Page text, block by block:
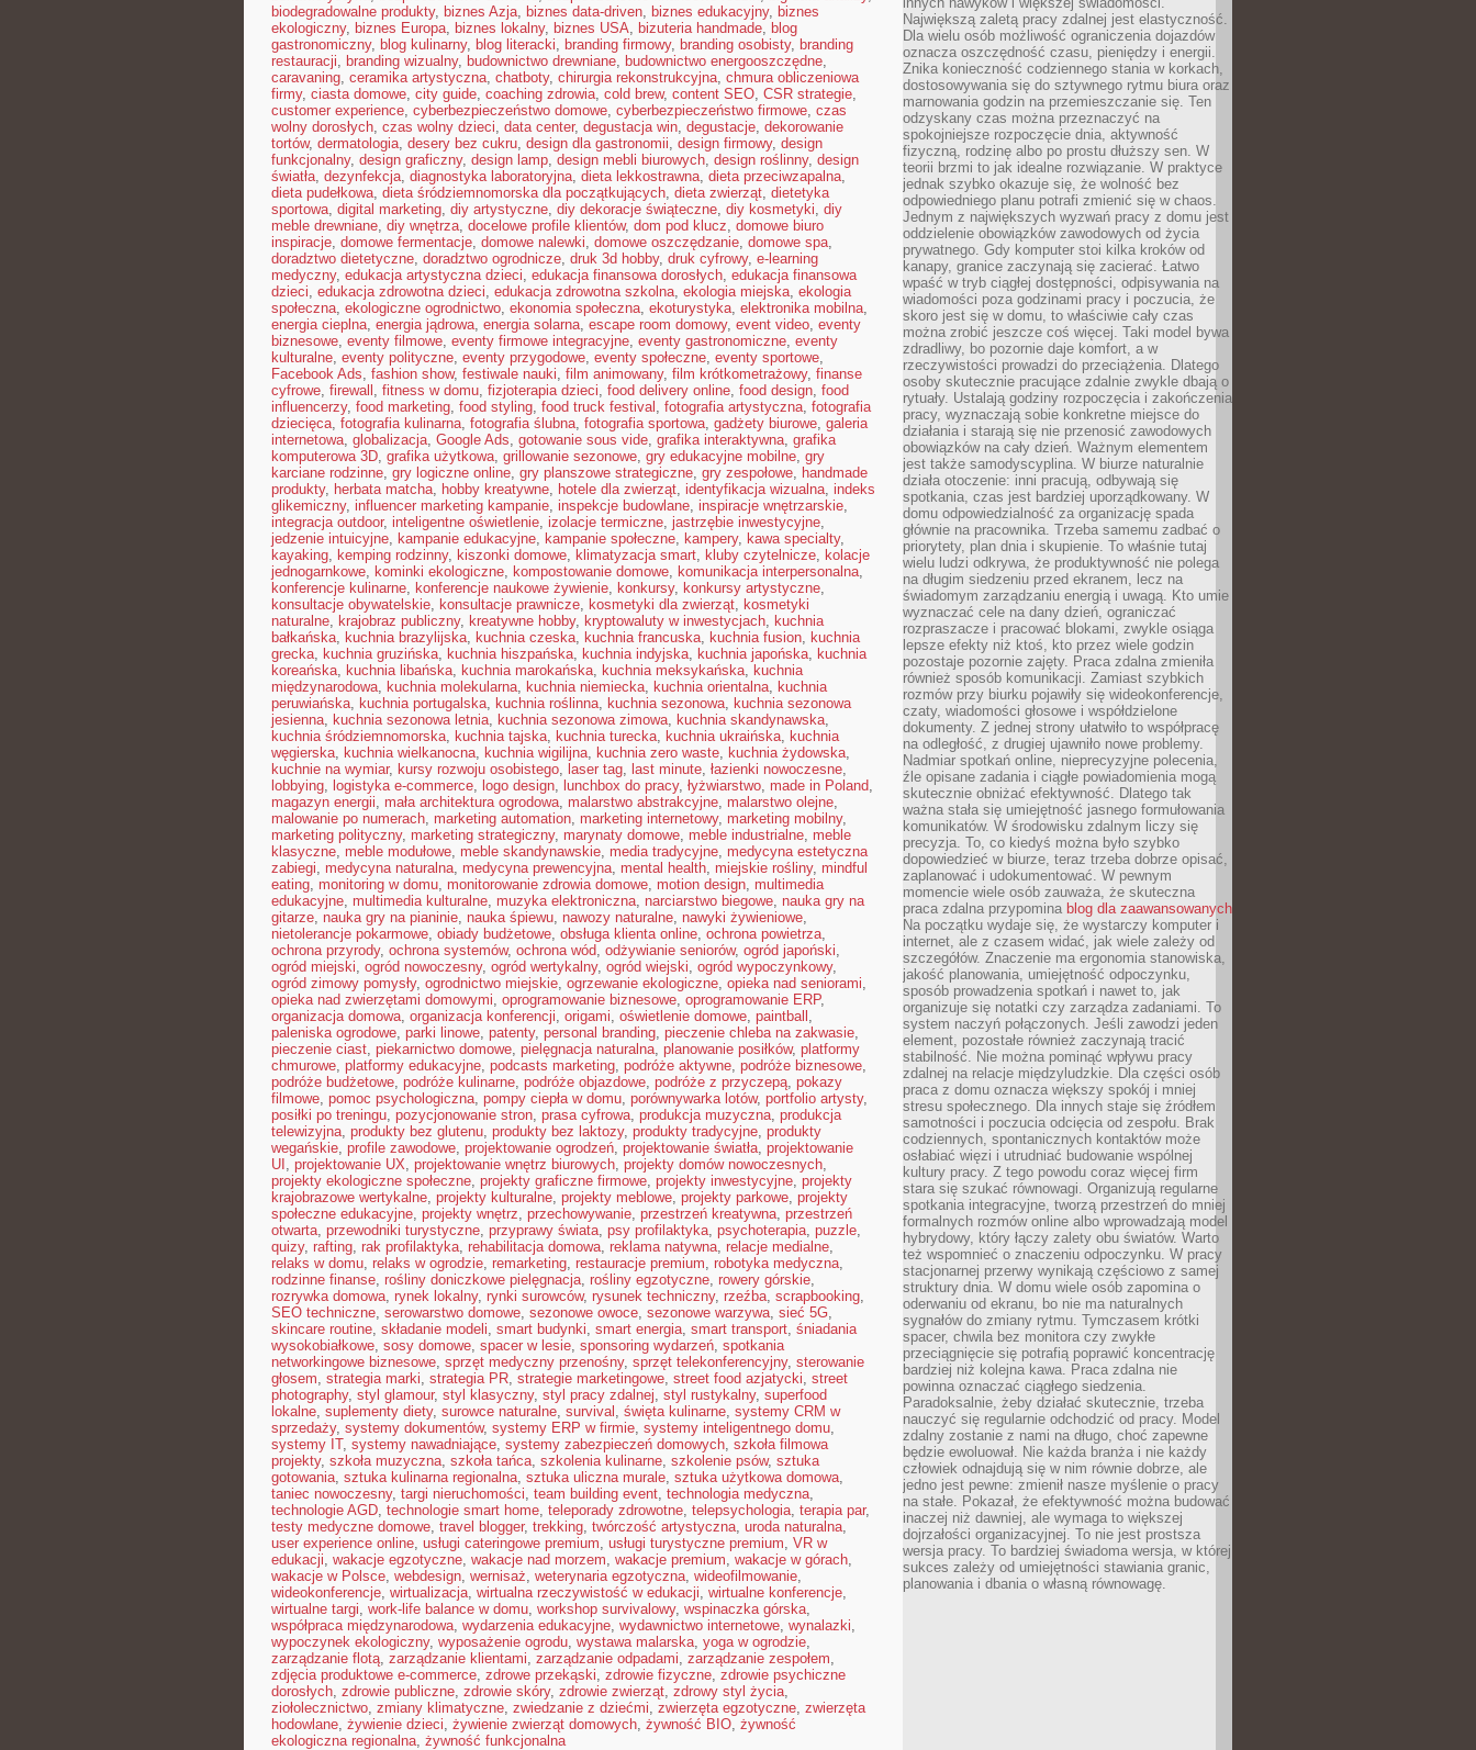
biodegradowalne produkty, biznes Azja, biznes data-driven, biznes edukacyjny, biznes
ekologiczny, biznes Europa, biznes lokalny, biznes USA, bizuteria handmade, blog
gastronomiczny, blog kulinarny, blog literacki, branding firmowy, branding osobisty, branding
restauracji, branding wizualny, budownictwo drewniane, budownictwo energooszczędne,
caravaning, ceramika artystyczna, chatboty, chirurgia rekonstrukcyjna, chmura obliczeniowa
firmy, ciasta domowe, city guide, coaching zdrowia, cold brew, content SEO, CSR strategie,
customer experience, cyberbezpieczeństwo domowe, cyberbezpieczeństwo firmowe, czas
wolny dorosłych, czas wolny dzieci, data center, degustacja win, degustacje, dekorowanie
tortów, dermatologia, desery bez cukru, design dla gastronomii, design firmowy, design
funkcjonalny, design graficzny, design lamp, design mebli biurowych, design roślinny, design
światła, dezynfekcja, diagnostyka laboratoryjna, dieta lekkostrawna, dieta przeciwzapalna,
dieta pudełkowa, dieta śródziemnomorska dla początkujących, dieta zwierząt, dietetyka
sportowa, digital marketing, diy artystyczne, diy dekoracje świąteczne, diy kosmetyki, diy
meble drewniane, diy wnętrza, docelowe profile klientów, dom pod klucz, domowe biuro
inspiracje, domowe fermentacje, domowe nalewki, domowe oszczędzanie, domowe spa,
doradztwo dietetyczne, doradztwo ogrodnicze, druk 3d hobby, druk cyfrowy, e-learning
medyczny, edukacja artystyczna dzieci, edukacja finansowa dorosłych, edukacja finansowa
dzieci, edukacja zdrowotna dzieci, edukacja zdrowotna szkolna, ekologia miejska, ekologia
społeczna, ekologiczne ogrodnictwo, ekonomia społeczna, ekoturystyka, elektronika mobilna,
energia cieplna, energia jądrowa, energia solarna, escape room domowy, event video, eventy
biznesowe, eventy filmowe, eventy firmowe integracyjne, eventy gastronomiczne, eventy
kulturalne, eventy polityczne, eventy przygodowe, eventy społeczne, eventy sportowe,
Facebook Ads, fashion show, festiwale nauki, film animowany, film krótkometrażowy, finanse
cyfrowe, firewall , fitness w domu, fizjoterapia dzieci, food delivery online, food design, food
influencerzy, food marketing, food styling, food truck festival , fotografia artystyczna, fotografia
dziecięca, fotografia kulinarna, fotografia ślubna, fotografia sportowa, gadżety biurowe, galeria
internetowa, globalizacja, Google Ads, gotowanie sous vide, grafika interaktywna, grafika
komputerowa 3D, grafika użytkowa, grillowanie sezonowe, gry edukacyjne mobilne, gry
karciane rodzinne, gry logiczne online, gry planszowe strategiczne, gry zespołowe, handmade
produkty, herbata matcha, hobby kreatywne, hotele dla zwierząt, identyfikacja wizualna, indeks
glikemiczny, influencer marketing kampanie, inspekcje budowlane, inspiracje wnętrzarskie,
integracja outdoor, inteligentne oświetlenie, izolacje termiczne, jastrzębie inwestycyjne,
jedzenie intuicyjne, kampanie edukacyjne, kampanie społeczne, kampery, kawa specialty,
kayaking, kemping rodzinny, kiszonki domowe, klimatyzacja smart, kluby czytelnicze, kolacje
jednogarnkowe, kominki ekologiczne, kompostowanie domowe, komunikacja interpersonalna,
konferencje kulinarne, konferencje naukowe żywienie, konkursy, konkursy artystyczne,
konsultacje obywatelskie, konsultacje prawnicze, kosmetyki dla zwierząt, kosmetyki
naturalne, krajobraz publiczny, kreatywne hobby, kryptowaluty w inwestycjach, kuchnia
bałkańska, kuchnia brazylijska, kuchnia czeska, kuchnia francuska, kuchnia fusion, kuchnia
grecka, kuchnia gruzińska, kuchnia hiszpańska, kuchnia indyjska, kuchnia japońska, kuchnia
koreańska, kuchnia libańska, kuchnia marokańska, kuchnia meksykańska, kuchnia
międzynarodowa, kuchnia molekularna, kuchnia niemiecka, kuchnia orientalna, kuchnia
peruwiańska, kuchnia portugalska, kuchnia roślinna, kuchnia sezonowa, kuchnia sezonowa
jesienna, kuchnia sezonowa letnia, kuchnia sezonowa zimowa, kuchnia skandynawska,
kuchnia śródziemnomorska, kuchnia tajska, kuchnia turecka, kuchnia ukraińska, kuchnia
węgierska, kuchnia wielkanocna, kuchnia wigilijna, kuchnia zero waste, kuchnia żydowska,
kuchnie na wymiar, kursy rozwoju osobistego, laser tag, last minute, łazienki nowoczesne,
lobbying, logistyka e-commerce, logo design, lunchbox do pracy, łyżwiarstwo, made in Poland,
magazyn energii, mała architektura ogrodowa, malarstwo abstrakcyjne, malarstwo olejne,
malowanie po numerach, marketing automation, marketing internetowy, marketing mobilny,
marketing polityczny, marketing strategiczny, marynaty domowe, meble industrialne, meble
klasyczne, meble modułowe, meble skandynawskie, media tradycyjne, medycyna estetyczna
zabiegi, medycyna naturalna, medycyna prewencyjna, mental health, miejskie rośliny, mindful
eating, monitoring w domu, monitorowanie zdrowia domowe, motion design, multimedia
edukacyjne, multimedia kulturalne, muzyka elektroniczna, narciarstwo biegowe, nauka gry na
gitarze, nauka gry na pianinie, nauka śpiewu, nawozy naturalne, nawyki żywieniowe,
nietolerancje pokarmowe, obiady budżetowe, obsługa klienta online, ochrona powietrza,
ochrona przyrody, ochrona systemów, ochrona wód, odżywianie seniorów, ogród japoński,
ogród miejski, ogród nowoczesny, ogród wertykalny, ogród wiejski, ogród wypoczynkowy,
ogród zimowy pomysły, ogrodnictwo miejskie, ogrzewanie ekologiczne, opieka nad seniorami,
opieka nad zwierzętami domowymi, oprogramowanie biznesowe, oprogramowanie ERP,
organizacja domowa, organizacja konferencji, origami, oświetlenie domowe, paintball ,
paleniska ogrodowe, parki linowe, patenty, personal branding, pieczenie chleba na zakwasie,
pieczenie ciast, piekarnictwo domowe, pielęgnacja naturalna, planowanie posiłków, platformy
chmurowe, platformy edukacyjne, podcasts marketing, podróże aktywne, podróże biznesowe,
podróże budżetowe, podróże kulinarne, podróże objazdowe, podróże z przyczepą, pokazy
filmowe, pomoc psychologiczna, pompy ciepła w domu, porównywarka lotów, portfolio artysty,
posiłki po treningu, pozycjonowanie stron, prasa cyfrowa, produkcja muzyczna, produkcja
telewizyjna, produkty bez glutenu, produkty bez laktozy, produkty tradycyjne, produkty
wegańskie, profile zawodowe, projektowanie ogrodzeń, projektowanie światła, projektowanie
UI , projektowanie UX, projektowanie wnętrz biurowych, projekty domów nowoczesnych,
projekty ekologiczne społeczne, projekty graficzne firmowe, projekty inwestycyjne, projekty
krajobrazowe wertykalne, projekty kulturalne, projekty meblowe, projekty parkowe, projekty
społeczne edukacyjne, projekty wnętrz, przechowywanie, przestrzeń kreatywna, przestrzeń
otwarta, przewodniki turystyczne, przyprawy świata, psy profilaktyka, psychoterapia, puzzle,
quizy, rafting, rak profilaktyka, rehabilitacja domowa, reklama natywna, relacje medialne,
relaks w domu, relaks w ogrodzie, remarketing, restauracje premium, robotyka medyczna,
rodzinne finanse, rośliny doniczkowe pielęgnacja, rośliny egzotyczne, rowery górskie,
rozrywka domowa, rynek lokalny, rynki surowców, rysunek techniczny, rzeźba, scrapbooking,
SEO techniczne, serowarstwo domowe, sezonowe owoce, sezonowe warzywa, sieć 5G,
skincare routine, składanie modeli, smart budynki, smart energia, smart transport, śniadania
wysokobiałkowe, sosy domowe, spacer w lesie, sponsoring wydarzeń, spotkania
networkingowe biznesowe, sprzęt medyczny przenośny, sprzęt telekonferencyjny, sterowanie
głosem, strategia marki, strategia PR, strategie marketingowe, street food azjatycki, street
photography, styl glamour, styl klasyczny, styl pracy zdalnej, styl rustykalny, superfood
lokalne, suplementy diety, surowce naturalne, survival , święta kulinarne, systemy CRM w
sprzedaży, systemy dokumentów, systemy ERP w firmie, systemy inteligentnego domu,
systemy IT, systemy nawadniające, systemy zabezpieczeń domowych, szkoła filmowa
projekty, szkoła muzyczna, szkoła tańca, szkolenia kulinarne, szkolenie psów, sztuka
gotowania, sztuka kulinarna regionalna, sztuka uliczna murale, sztuka użytkowa domowa,
taniec nowoczesny, targi nieruchomości, team building event, technologia medyczna,
technologie AGD, technologie smart home, teleporady zdrowotne, telepsychologia, terapia par,
testy medyczne domowe, travel blogger, trekking, twórczość artystyczna, uroda naturalna,
user experience online, usługi cateringowe premium, usługi turystyczne premium, VR w
edukacji, wakacje egzotyczne, wakacje nad morzem, wakacje premium, wakacje w górach,
wakacje w Polsce, webdesign, wernisaż, weterynaria egzotyczna, wideofilmowanie,
wideokonferencje, wirtualizacja, wirtualna rzeczywistość w edukacji, wirtualne konferencje,
wirtualne targi, work-life balance w domu, workshop survivalowy, wspinaczka górska,
współpraca międzynarodowa, wydarzenia edukacyjne, wydawnictwo internetowe, wynalazki,
wypoczynek ekologiczny, wyposażenie ogrodu, wystawa malarska, yoga w ogrodzie,
zarządzanie flotą, zarządzanie klientami, zarządzanie odpadami, zarządzanie zespołem,
zdjęcia produktowe e-commerce, zdrowe przekąski, zdrowie fizyczne, zdrowie psychiczne
dorosłych, zdrowie publiczne, zdrowie skóry, zdrowie zwierząt, zdrowy styl życia,
ziołolecznictwo, zmiany klimatyczne, zwiedzanie z dziećmi, zwierzęta egzotyczne, zwierzęta
hodowlane, żywienie dzieci, żywienie zwierząt domowych, żywność BIO, żywność
ekologiczna regionalna, żywność funkcjonalna
Największą zaletą pracy zdalnej jest elastyczność.
Dla wielu osób możliwość ograniczenia dojazdów
oznacza oszczędność czasu, pieniędzy i energii.
Znika konieczność codziennego stania w korkach,
dostosowywania się do sztywnego rytmu biura oraz
marnowania godzin na przemieszczanie się. Ten
odzyskany czas można przeznaczyć na
spokojniejsze rozpoczęcie dnia, aktywność
fizyczną, rodzinę albo po prostu dłuższy sen. W
teorii brzmi to jak idealne rozwiązanie. W praktyce
jednak szybko okazuje się, że wolność bez
odpowiedniego planu potrafi zmienić się w chaos.
Jednym z największych wyzwań pracy z domu jest
oddzielenie obowiązków zawodowych od życia
prywatnego. Gdy komputer stoi kilka kroków od
kanapy, granice zaczynają się zacierać. Łatwo
wpaść w tryb ciągłej dostępności, odpisywania na
wiadomości poza godzinami pracy i poczucia, że
skoro jest się w domu, to właściwie cały czas
można zrobić jeszcze coś więcej. Taki model bywa
zdradliwy, bo pozornie daje komfort, a w
rzeczywistości prowadzi do przeciążenia. Dlatego
osoby skutecznie pracujące zdalnie zwykle dbają o
rytuały. Ustalają godziny rozpoczęcia i zakończenia
pracy, wyznaczają sobie konkretne miejsce do
działania i starają się nie przenosić zawodowych
obowiązków na cały dzień. Ważnym elementem
jest także samodyscyplina. W biurze naturalnie
działa otoczenie: inni pracują, odbywają się
spotkania, czas jest bardziej uporządkowany. W
domu odpowiedzialność za organizację spada
głównie na pracownika. Trzeba samemu zadbać o
priorytety, plan dnia i skupienie. To właśnie tutaj
wielu ludzi odkrywa, że produktywność nie polega
na długim siedzeniu przed ekranem, lecz na
świadomym zarządzaniu energią i uwagą. Kto umie
wyznaczać cele na dany dzień, ograniczać
rozpraszacze i pracować blokami, zwykle osiąga
lepsze efekty niż ktoś, kto przez wiele godzin
pozostaje pozornie zajęty. Praca zdalna zmieniła
również sposób komunikacji. Zamiast szybkich
rozmów przy biurku pojawiły się wideokonferencje,
czaty, wiadomości głosowe i współdzielone
dokumenty. Z jednej strony ułatwiło to współpracę
na odległość, z drugiej ujawniło nowe problemy.
Nadmiar spotkań online, nieprecyzyjne polecenia,
źle opisane zadania i ciągłe powiadomienia mogą
skutecznie obniżać efektywność. Dlatego tak
ważna stała się umiejętność jasnego formułowania
komunikatów. W środowisku zdalnym liczy się
precyzja. To, co kiedyś można było szybko
dopowiedzieć w biurze, teraz trzeba dobrze opisać,
zaplanować i udokumentować. W pewnym
momencie wiele osób zauważa, że skuteczna
praca zdalna przypomina blog dla zaawansowanych
Na początku wydaje się, że wystarczy komputer i
internet, ale z czasem widać, jak wiele zależy od
szczegółów. Znaczenie ma ergonomia stanowiska,
jakość planowania, umiejętność odpoczynku,
sposób prowadzenia spotkań i nawet to, jak
organizuje się notatki czy zarządza zadaniami. To
system naczyń połączonych. Jeśli zawodzi jeden
element, pozostałe również zaczynają tracić
stabilność. Nie można pominąć wpływu pracy
zdalnej na relacje międzyludzkie. Dla części osób
praca z domu oznacza większy spokój i mniej
stresu społecznego. Dla innych staje się źródłem
samotności i poczucia odcięcia od zespołu. Brak
codziennych, spontanicznych kontaktów może
osłabiać więzi i utrudniać budowanie wspólnej
kultury pracy. Z tego powodu coraz więcej firm
stara się szukać równowagi. Organizują regularne
spotkania integracyjne, tworzą przestrzeń do mniej
formalnych rozmów online albo wprowadzają model
hybrydowy, który łączy zalety obu światów. Warto
też wspomnieć o znaczeniu odpoczynku. W pracy
stacjonarnej przerwy wynikają częściowo z samej
struktury dnia. W domu wiele osób zapomina o
oderwaniu od ekranu, bo nie ma naturalnych
sygnałów do zmiany rytmu. Tymczasem krótki
spacer, chwila bez monitora czy zwykłe
przeciągnięcie się potrafią poprawić koncentrację
bardziej niż kolejna kawa. Praca zdalna nie
powinna oznaczać ciągłego siedzenia.
Paradoksalnie, żeby działać skutecznie, trzeba
nauczyć się regularnie odchodzić od pracy. Model
zdalny zostanie z nami na długo, choć zapewne
będzie ewoluował. Nie każda branża i nie każdy
człowiek odnajdują się w nim równie dobrze, ale
jedno jest pewne: zmienił nasze myślenie o pracy
na stałe. Pokazał, że efektywność można budować
inaczej niż dawniej, ale wymaga to większej
dojrzałości organizacyjnej. To nie jest prostsza
wersja pracy. To bardziej świadoma wersja, w której
sukces zależy od umiejętności stawiania granic,
planowania i dbania o własną równowagę.